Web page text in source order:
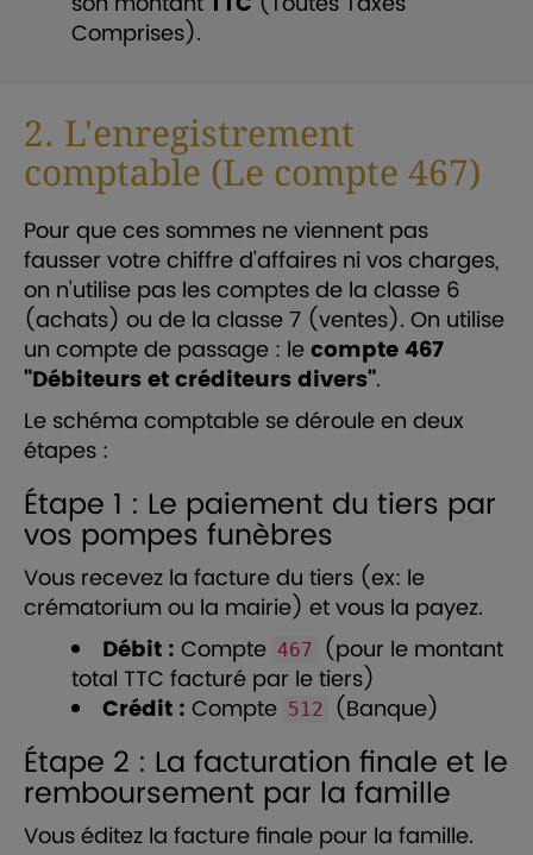
Comprises).
2. L'enregistrement
comptable (Le compte 467)
Pour que ces sommes ne viennent pas
fausser votre chiffre d'affaires ni vos charges,
on n'utilise pas les comptes de la classe 6
(achats) ou de la classe 7 (ventes). On utilise
un compte de passage : lecompte 467
"Débiteurs et créditeurs divers".
Le schéma comptable se déroule en deux
étapes :
Étape 1 : Le paiement du tiers par
vos pompes funèbres
Vous recevez la facture du tiers (ex: le
crématorium ou la mairie) et vous la payez.
Débit : Compte 467
(pour le montant
total TTC facturé par le tiers)
Crédit : Compte 512 (Banque)
Étape 2 : La facturation finale et le
remboursement par la famille
Vous éditez la facture finale pour la famille.